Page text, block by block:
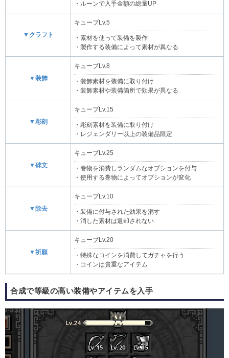
・ルーンで入手金額の総量UP
▼クラフト
キューブLv.5
・素材を使って装備を製作
・製作する装備によって素材が異なる
▼装飾
キューブLv.8
・装飾素材を装備に取り付け
・装飾素材や装備箇所で効果が異なる
▼彫刻
キューブLv.15
・彫刻素材を装備に取り付け
・レジェンダリー以上の装備品限定
▼碑文
キューブLv.25
・巻物を消費しランダムなオプションを付与
・使用する巻物によってオプションが変化
▼除去
キューブLv.10
・装備に付与された効果を消す
・消した素材は返却されない
▼祈願
キューブLv.20
・特殊なコインを消費してガチャを行う
・コインは貴重なアイテム
合成で等級の高い装備やアイテムを入手